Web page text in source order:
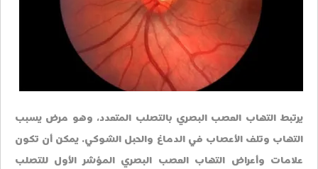
يرتبط التهاب العصب البصري بالتصلب المتعدد، وهو مرض يسبب
التهاب وتلف الأعصاب في الدماغ والحبل الشوكي. يمكن أن تكون
علامات وأعراض التهاب العصب البصري المؤشر الأول للتصلب